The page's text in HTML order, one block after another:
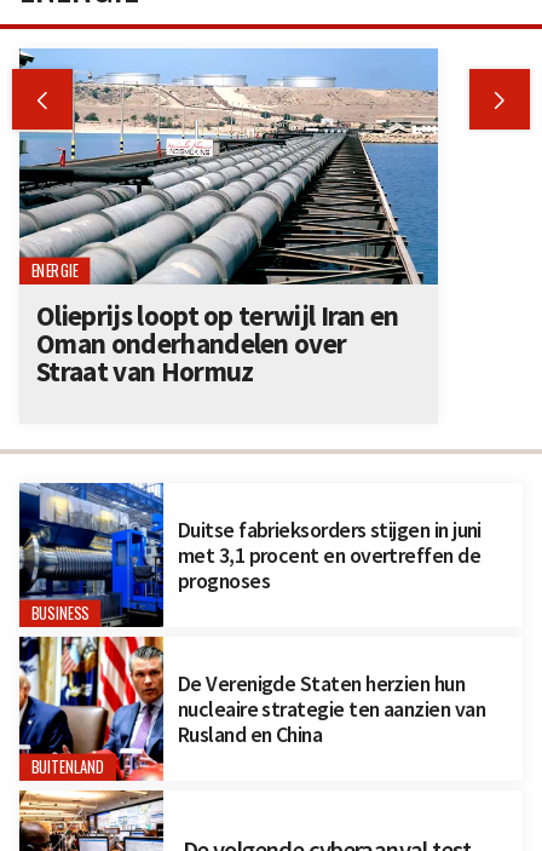
BUSINESS
Duitse fabrieksorders stijgen in juni
met 3,1 procent en overtreffen de
prognoses
BUITENLAND
De Verenigde Staten herzien hun
nucleaire strategie ten aanzien van
Rusland en China
 
ENERGIE
Olieprijs loopt op terwijl Iran en
Oman onderhandelen over
Straat van Hormuz